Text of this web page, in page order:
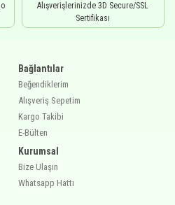
Alışverişlerinizde 3D Secure/SSL
Sertifikası
Bağlantılar
Beğendiklerim
Alışveriş Sepetim
Kargo Takibi
E-Bülten
Kurumsal
Bize Ulaşın
Whatsapp Hattı